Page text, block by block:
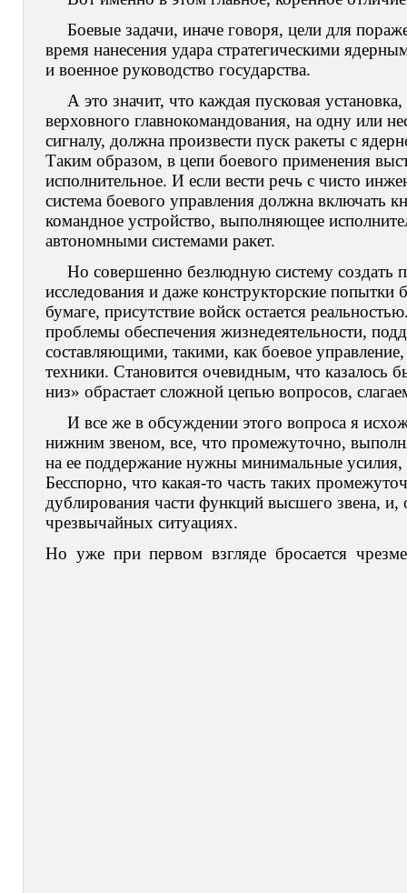
Боевые задачи, иначе говоря, цели для
время нанесения удара стратегическими
и военное руководство государства.
А это значит, что каждая пусковая
верховного главнокомандования, на одну или
сигналу, должна произвести пуск ракеты с
Таким образом, в цепи боевого применения
исполнительное. И если вести речь с чисто
система боевого управления должна
командное устройство, выполняющее
автономными системами ракет.
Но совершенно безлюдную систему создать
исследования и даже конструкторские попытки
бумаге, присутствие войск остается
проблемы обеспечения жизнедеятельности,
составляющими, такими, как боевое
техники. Становится очевидным, что казалось
низ» обрастает сложной цепью вопросов,
И все же в обсуждении этого вопроса я
нижним звеном, все, что промежуточно,
на ее поддержание нужны минимальные
Бесспорно, что какая-то часть таких
дублирования части функций высшего звена, и,
чрезвычайных ситуациях.
Но уже при первом взгляде бросается